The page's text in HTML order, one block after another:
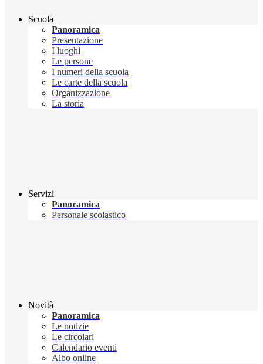
Scuola
Panoramica
Presentazione
I luoghi
Le persone
I numeri della scuola
Le carte della scuola
Organizzazione
La storia
Servizi
Panoramica
Personale scolastico
Novità
Panoramica
Le notizie
Le circolari
Calendario eventi
Albo online